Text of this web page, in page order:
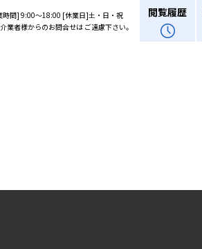
時間] 9:00〜18:00 [休業日]土・日・祝
業者様からのお問合せは ご遠慮下さい。
閲覧履歴